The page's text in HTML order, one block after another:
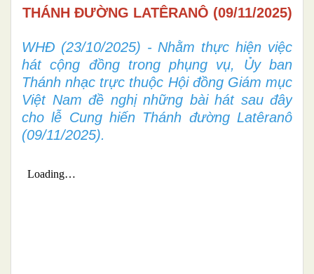
THÁNH ĐƯỜNG LATÊRANÔ (09/11/2025)
WHĐ (23/10/2025) - Nhằm thực hiện việc
hát cộng đồng trong phụng vụ, Ủy ban
Thánh nhạc trực thuộc Hội đồng Giám mục
Việt Nam đề nghị những bài hát sau đây
cho lễ Cung hiến Thánh đường Latêranô
(09/11/2025).